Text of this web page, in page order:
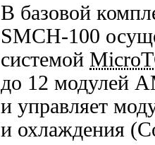
В базовой
SMCH-100
системой
до 12 модулей
и управляет
и охлаждения